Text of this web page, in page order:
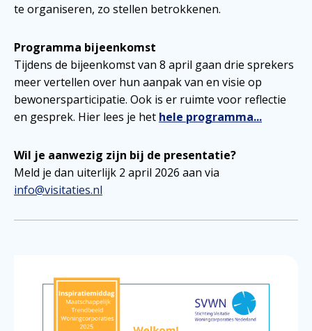
te organiseren, zo stellen betrokkenen.
Programma bijeenkomst
Tijdens de bijeenkomst van 8 april gaan drie sprekers
meer vertellen over hun aanpak van en visie op
bewonersparticipatie. Ook is er ruimte voor reflectie
en gesprek. Hier lees je het hele programma...
Wil je aanwezig zijn bij de presentatie?
Meld je dan uiterlijk 2 april 2026 aan via
info@visitaties.nl